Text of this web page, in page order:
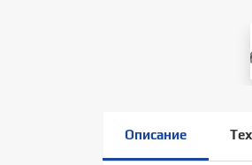
Описание